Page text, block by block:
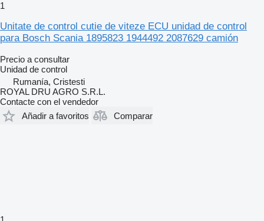
1
Unitate de control cutie de viteze ECU unidad de control
para Bosch Scania 1895823 1944492 2087629 camión
Precio a consultar
Unidad de control
Rumanía, Cristesti
ROYAL DRU AGRO S.R.L.
Contacte con el vendedor
Añadir a favoritos
Comparar